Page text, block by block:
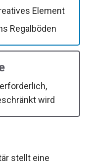
Element
Regalböden
wird
stellt eine